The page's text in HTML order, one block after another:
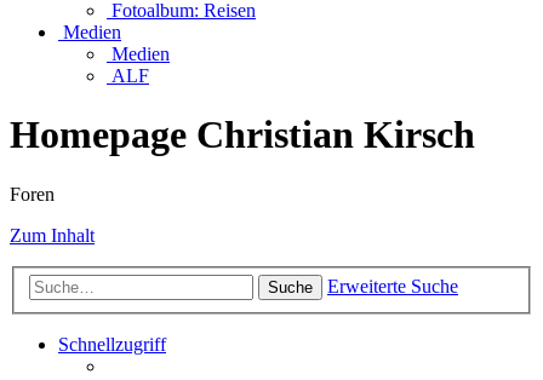
Fotoalbum: Reisen
Medien
Medien
ALF
Homepage Christian Kirsch
Foren
Zum Inhalt
Suche Erweiterte Suche
Schnellzugriff